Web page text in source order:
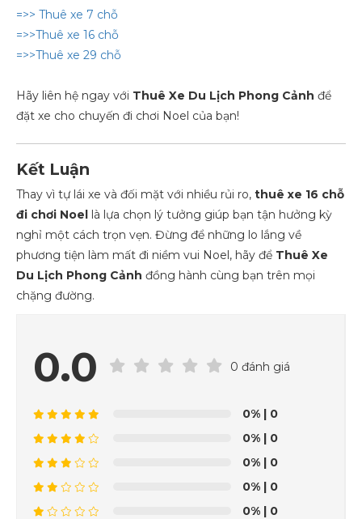
=>> Thuê xe 7 chỗ
=>>Thuê xe 16 chỗ
=>>Thuê xe 29 chỗ
Hãy liên hệ ngay với Thuê Xe Du Lịch Phong Cảnh để
đặt xe cho chuyến đi chơi Noel của bạn!
Kết Luận
Thay vì tự lái xe và đối mặt với nhiều rủi ro, thuê xe 16 chỗ
đi chơi Noel là lựa chọn lý tưởng giúp bạn tận hưởng kỳ
nghỉ một cách trọn vẹn. Đừng để những lo lắng về
phương tiện làm mất đi niềm vui Noel, hãy để Thuê Xe
Du Lịch Phong Cảnh đồng hành cùng bạn trên mọi
chặng đường.
0.0 0 đánh giá
0% | 0
0% | 0
0% | 0
0% | 0
0% | 0